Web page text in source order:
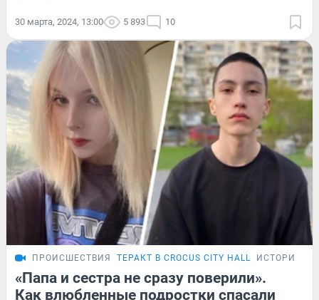
30 марта, 2024, 13:00 5 893 10
ПРОИСШЕСТВИЯ ТЕРАКТ В CROCUS CITY HALL ИСТОРИИ
«Папа и сестра не сразу поверили».
Как влюбленные подростки спасали